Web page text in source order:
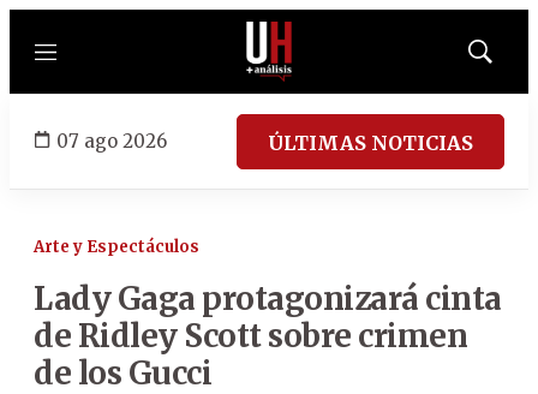
Menú
Mostrar
07 ago 2026 ÚLTIMAS NOTICIAS
Arte y Espectáculos
Lady Gaga protagonizará cinta
de Ridley Scott sobre crimen
de los Gucci